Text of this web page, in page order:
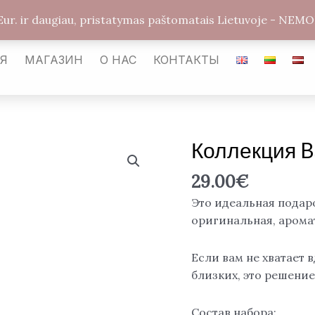
МАГАЗИН О НАС КОНТАКТЫ
Коллекция
29.00€
Это идеальная
оригинальная,
Если вам не хватает
близких, это
Состав набора:
Количество
товара
Коллекция
Bakhoor
МУХАЛЛАТ
ir daugiau, pristatymas paštomatais Lietuvoje -